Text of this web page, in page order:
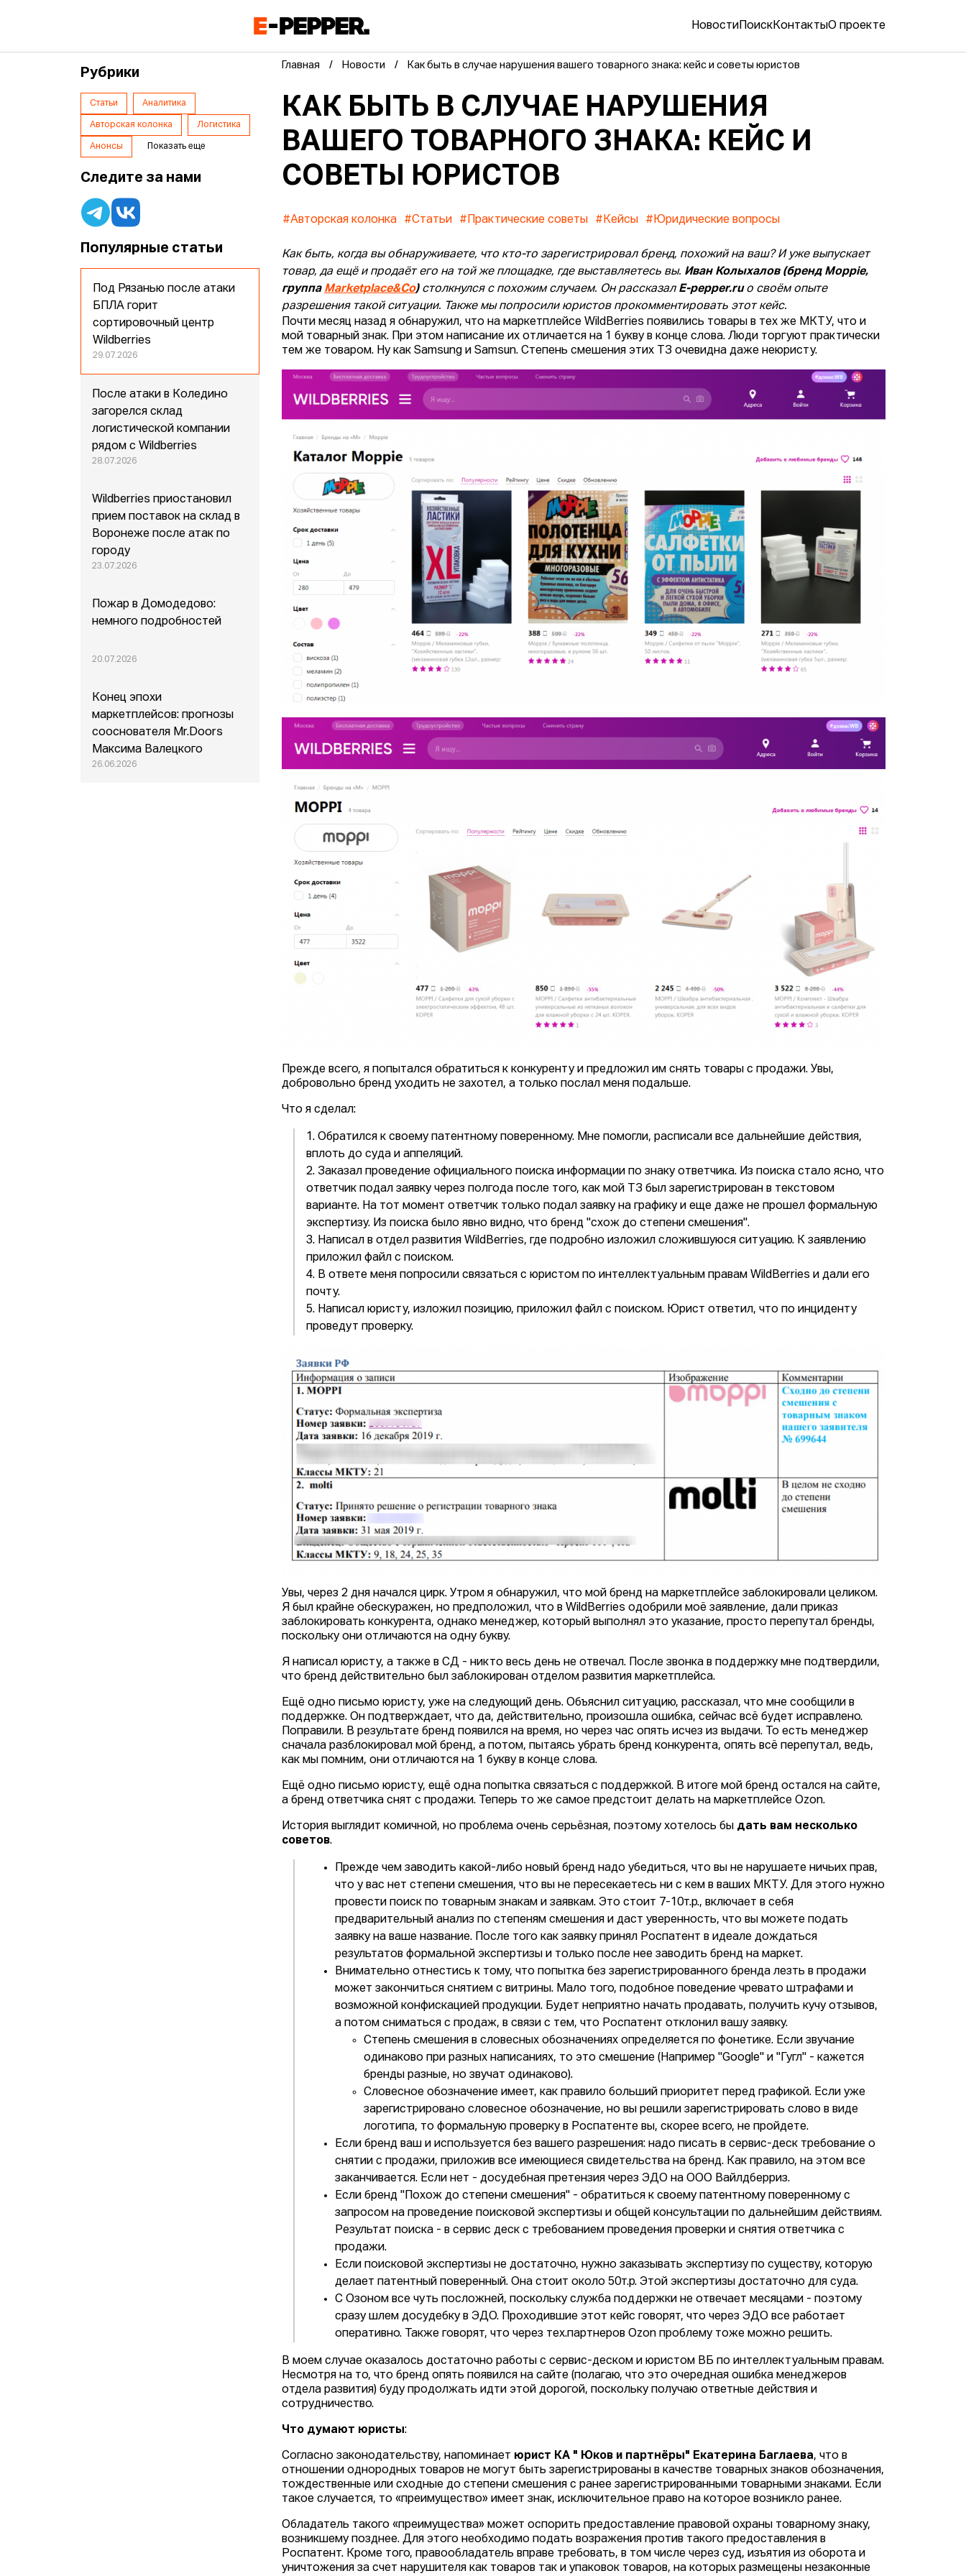
Новости ПоискКонтактыО проекте
Главная Новости Как быть в случае нарушения вашего товарного знака: кейс и советы юристов
КАК БЫТЬ В СЛУЧАЕ НАРУШЕНИЯ
ВАШЕГО ТОВАРНОГО ЗНАКА: КЕЙС И
СОВЕТЫ ЮРИСТОВ
#Авторская колонка #Статьи #Практические советы #Кейсы #Юридические вопросы
Как быть, когда вы обнаруживаете, что кто-то зарегистрировал бренд, похожий на ваш? И уже выпускает
товар, да ещё и продаёт его на той же площадке, где выставляетесь вы. Иван Колыхалов (бренд Moppie,
группа Marketplace&Co) столкнулся с похожим случаем. Он рассказал E-pepper.ruо своём опыте
разрешения такой ситуации. Также мы попросили юристов прокомментировать этот кейс.
Почти месяц назад я обнаружил, что на маркетплейсе WildBerries появились товары в тех же МКТУ, что и
мой товарный знак. При этом написание их отличается на 1 букву в конце слова. Люди торгуют практически
тем же товаром. Ну как Samsung и Samsun. Степень смешения этих ТЗ очевидна даже неюристу.
Прежде всего, я попытался обратиться к конкуренту и предложил им снять товары с продажи. Увы,
добровольно бренд уходить не захотел, а только послал меня подальше.
Что я сделал:
1. Обратился к своему патентному поверенному. Мне помогли, расписали все дальнейшие действия,
вплоть до суда и аппеляций.
2. Заказал проведение официального поиска информации по знаку ответчика. Из поиска стало ясно, что
ответчик подал заявку через полгода после того, как мой ТЗ был зарегистрирован в текстовом
варианте. На тот момент ответчик только подал заявку на графику и еще даже не прошел формальную
экспертизу. Из поиска было явно видно, что бренд "схож до степени смешения".
3. Написал в отдел развития WildBerries, где подробно изложил сложившуюся ситуацию. К заявлению
приложил файл с поиском.
4. В ответе меня попросили связаться с юристом по интеллектуальным правам WildBerries и дали его
почту.
5. Написал юристу, изложил позицию, приложил файл с поиском. Юрист ответил, что по инциденту
проведут проверку.
Увы, через 2 дня начался цирк. Утром я обнаружил, что мой бренд на маркетплейсе заблокировали целиком.
Я был крайне обескуражен, но предположил, что в WildBerries одобрили моё заявление, дали приказ
заблокировать конкурента, однако менеджер, который выполнял это указание, просто перепутал бренды,
поскольку они отличаются на одну букву.
Я написал юристу, а также в СД - никто весь день не отвечал. После звонка в поддержку мне подтвердили,
что бренд действительно был заблокирован отделом развития маркетплейса.
Ещё одно письмо юристу, уже на следующий день. Объяснил ситуацию, рассказал, что мне сообщили в
поддержке. Он подтверждает, что да, действительно, произошла ошибка, сейчас всё будет исправлено.
Поправили. В результате бренд появился на время, но через час опять исчез из выдачи. То есть менеджер
сначала разблокировал мой бренд, а потом, пытаясь убрать бренд конкурента, опять всё перепутал, ведь,
как мы помним, они отличаются на 1 букву в конце слова.
Ещё одно письмо юристу, ещё одна попытка связаться с поддержкой. В итоге мой бренд остался на сайте,
а бренд ответчика снят с продажи. Теперь то же самое предстоит делать на маркетплейсе Ozon.
История выглядит комичной, но проблема очень серьёзная, поэтому хотелось бы дать вам несколько
советов.
Прежде чем заводить какой-либо новый бренд надо убедиться, что вы не нарушаете ничьих прав,
что у вас нет степени смешения, что вы не пересекаетесь ни с кем в ваших МКТУ. Для этого нужно
провести поиск по товарным знакам и заявкам. Это стоит 7-10т.р., включает в себя
предварительный анализ по степеням смешения и даст уверенность, что вы можете подать
заявку на ваше название. После того как заявку принял Роспатент в идеале дождаться
результатов формальной экспертизы и только после нее заводить бренд на маркет.
Внимательно отнестись к тому, что попытка без зарегистрированного бренда лезть в продажи
может закончиться снятием с витрины. Мало того, подобное поведение чревато штрафами и
возможной конфискацией продукции. Будет неприятно начать продавать, получить кучу отзывов,
а потом сниматься с продаж, в связи с тем, что Роспатент отклонил вашу заявку.
Степень смешения в словесных обозначениях определяется по фонетике. Если звучание
одинаково при разных написаниях, то это смешение (Например "Google" и "Гугл" - кажется
бренды разные, но звучат одинаково).
Словесное обозначение имеет, как правило больший приоритет перед графикой. Если уже
зарегистрировано словесное обозначение, но вы решили зарегистрировать слово в виде
логотипа, то формальную проверку в Роспатенте вы, скорее всего, не пройдете.
Если бренд ваш и используется без вашего разрешения: надо писать в сервис-деск требование о
снятии с продажи, приложив все имеющиеся свидетельства на бренд. Как правило, на этом все
заканчивается. Если нет - досудебная претензия через ЭДО на ООО Вайлдберриз.
Если бренд "Похож до степени смешения" - обратиться к своему патентному поверенному с
запросом на проведение поисковой экспертизы и общей консультации по дальнейшим действиям.
Результат поиска - в сервис деск с требованием проведения проверки и снятия ответчика с
продажи.
Если поисковой экспертизы не достаточно, нужно заказывать экспертизу по существу, которую
делает патентный поверенный. Она стоит около 50т.р. Этой экспертизы достаточно для суда.
С Озоном все чуть посложней, поскольку служба поддержки не отвечает месяцами - поэтому
сразу шлем досудебку в ЭДО. Проходившие этот кейс говорят, что через ЭДО все работает
оперативно. Также говорят, что через тех.партнеров Ozon проблему тоже можно решить.
В моем случае оказалось достаточно работы с сервис-деском и юристом ВБ по интеллектуальным правам.
Несмотря на то, что бренд опять появился на сайте (полагаю, что это очередная ошибка менеджеров
отдела развития) буду продолжать идти этой дорогой, поскольку получаю ответные действия и
сотрудничество.
Что думают юристы:
Согласно законодательству, напоминает юрист КА " Юков и партнёры" Екатерина Баглаева, что в
отношении однородных товаров не могут быть зарегистрированы в качестве товарных знаков обозначения,
тождественные или сходные до степени смешения с ранее зарегистрированными товарными знаками. Если
такое случается, то «преимущество» имеет знак, исключительное право на которое возникло ранее.
Обладатель такого «преимущества» может оспорить предоставление правовой охраны товарному знаку,
возникшему позднее. Для этого необходимо подать возражения против такого предоставления в
Роспатент. Кроме того, правообладатель вправе требовать, в том числе через суд, изъятия из оборота и
уничтожения за счет нарушителя как товаров так и упаковок товаров, на которых размещены незаконные
Рубрики
Статьи Аналитика
Авторская колонка Логистика
Анонсы Показать еще
Следите за нами
Популярные статьи
Под Рязанью после атаки
БПЛА горит
сортировочный центр
Wildberries
29.07.2026
После атаки в Коледино
загорелся склад
логистической компании
рядом с Wildberries
28.07.2026
Wildberries приостановил
прием поставок на склад в
Воронеже после атак по
городу
23.07.2026
Пожар в Домодедово:
немного подробностей
20.07.2026
Конец эпохи
маркетплейсов: прогнозы
сооснователя Mr.Doors
Максима Валецкого
26.06.2026